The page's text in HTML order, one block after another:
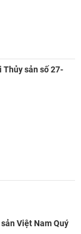
sản số 27-
Việt Nam Quý